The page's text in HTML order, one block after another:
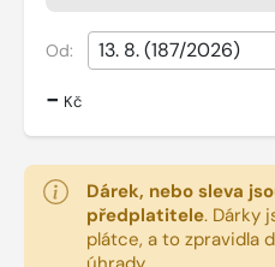
Od:
- Kč
Dárek, nebo sleva
předplatitele. Dárky
plátce, a to zpravidla